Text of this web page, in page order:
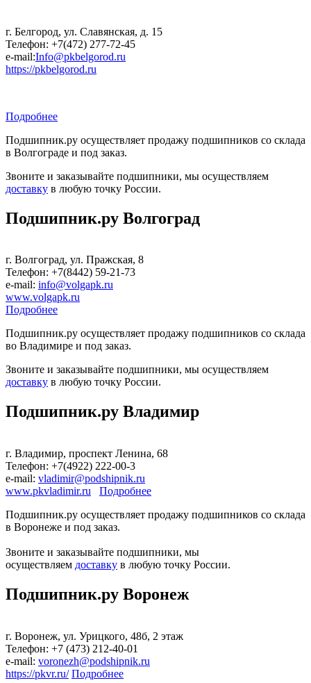
г. Белгород, ул. Славянская, д. 15
Телефон: +7(472) 277-72-45
е-mail:Info@pkbelgorod.ru
https://pkbelgorod.ru
Подробнее
Подшипник.ру осуществляет продажу подшипников со склада
в Волгограде и под заказ.
Звоните и заказывайте подшипники, мы осуществляем
доставку в любую точку России.
Подшипник.ру Волгоград
г. Волгоград, ул. Пражская, 8
Телефон: +7(8442) 59-21-73
е-mail: info@volgapk.ru
www.volgapk.ru
Подробнее
Подшипник.ру осуществляет продажу подшипников со склада
во Владимире и под заказ.
Звоните и заказывайте подшипники, мы осуществляем
доставку в любую точку России.
Подшипник.ру Владимир
г. Владимир, проспект Ленина, 68
Телефон: +7(4922) 222-00-3
е-mail: vladimir@podshipnik.ru
www.pkvladimir.ru
Подробнее
Подшипник.ру осуществляет продажу подшипников со склада
в Воронеже и под заказ.
Звоните и заказывайте подшипники, мы
осуществляем доставку в любую точку России.
Подшипник.ру Воронеж
г. Воронеж, ул. Урицкого, 48б, 2 этаж
Телефон: +7 (473) 212-40-01
е-mail: voronezh@podshipnik.ru
https://pkvr.ru/ Подробнее